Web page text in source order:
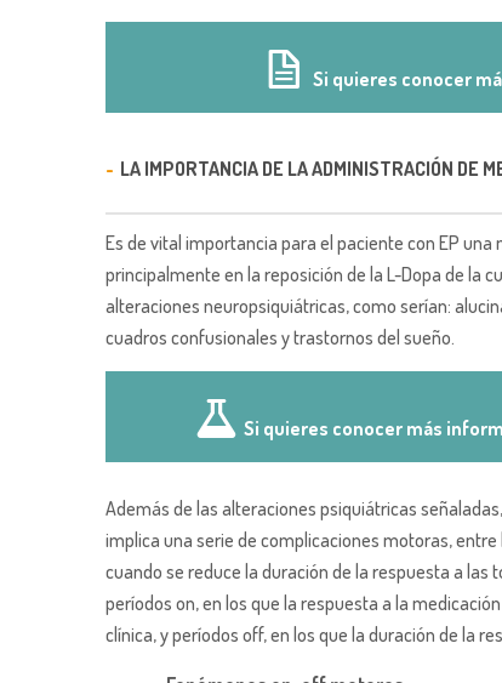
Si quieres conocer
LA IMPORTANCIA DE LA ADMINISTRACIÓN DE
Es de vital importancia para el paciente con EP
principalmente en la reposición de la L-Dopa de la
alteraciones neuropsiquiátricas, como serían:
cuadros confusionales y trastornos del sueño.
Si quieres conocer más
Además de las alteraciones psiquiátricas
implica una serie de complicaciones motoras,
cuando se reduce la duración de la respuesta a
períodos on, en los que la respuesta a la
clínica, y períodos off, en los que la duración de la